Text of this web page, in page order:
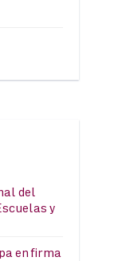
del
y
en firma